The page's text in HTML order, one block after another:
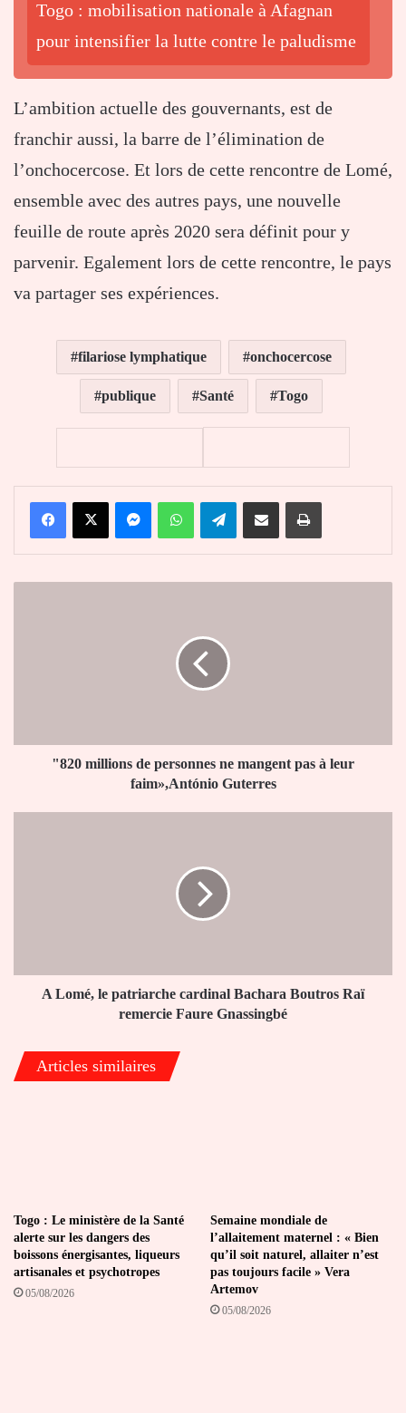
Togo : mobilisation nationale à Afagnan
pour intensifier la lutte contre le paludisme
L’ambition actuelle des gouvernants, est de
franchir aussi, la barre de l’élimination de
l’onchocercose. Et lors de cette rencontre de Lomé,
ensemble avec des autres pays, une nouvelle
feuille de route après 2020 sera définit pour y
parvenir. Egalement lors de cette rencontre, le pays
va partager ses expériences.
filariose lymphatique onchocercose
publique Santé Togo
FacebookX MessengerWhatsAppTelegramPartager par email Imprimer
leur
faim»,António"820 millions de personnes ne mangent pas à leur
faim»,António Guterres
remercie
A Lomé, le patriarche cardinal Bachara Boutros Raï
remercie Faure Gnassingbé
Articles similaires
Togo : Le ministère de la Santé
alerte sur les dangers des
boissons énergisantes, liqueurs
artisanales et psychotropes
05/08/2026
Semaine mondiale de
l’allaitement maternel : « Bien
qu’il soit naturel, allaiter n’est
pas toujours facile » Vera
Artemov
05/08/2026